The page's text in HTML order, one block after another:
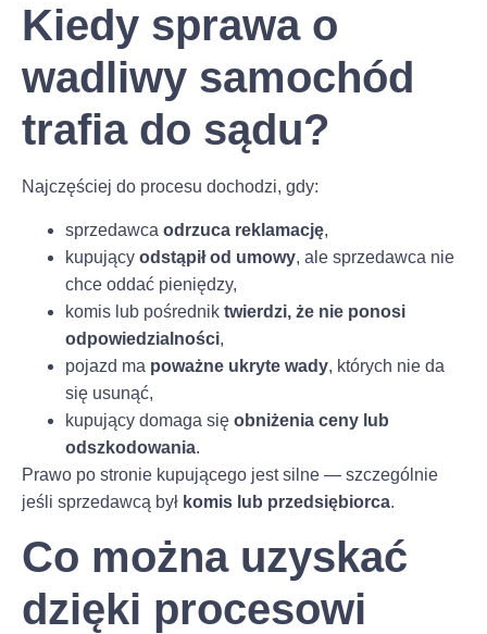
Kiedy sprawa o
wadliwy samochód
trafia do sądu?
Najczęściej do procesu dochodzi, gdy:
sprzedawca odrzuca reklamację,
kupujący odstąpił od umowy, ale sprzedawca nie
chce oddać pieniędzy,
komis lub pośrednik twierdzi, że nie ponosi
odpowiedzialności,
pojazd ma poważne ukryte wady, których nie da
się usunąć,
kupujący domaga się obniżenia ceny lub
odszkodowania.
Prawo po stronie kupującego jest silne — szczególnie
jeśli sprzedawcą był komis lub przedsiębiorca.
Co można uzyskać
dzięki procesowi